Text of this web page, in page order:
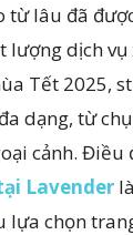
từ lâu đã
lượng dịch vụ
Tết 2025,
dạng, từ
cảnh. Điều
Lavender
lựa chọn